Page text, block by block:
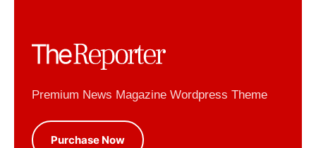
Premium News Magazine Wordpress Theme
Purchase Now